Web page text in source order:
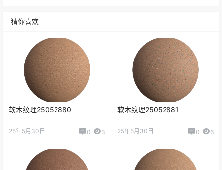
猜你喜欢
软木纹理25052880
25年5月30日 0 3
软木纹理25052881
25年5月30日 0 6